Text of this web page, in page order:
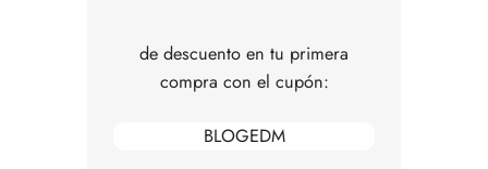
Entonces, ¿cómo aprovechar mejor los
guisantes del Maresme?
Preguntas frecuentes sobre guisantes del
de descuento en tu primera
compra con el cupón:
BLOGEDM